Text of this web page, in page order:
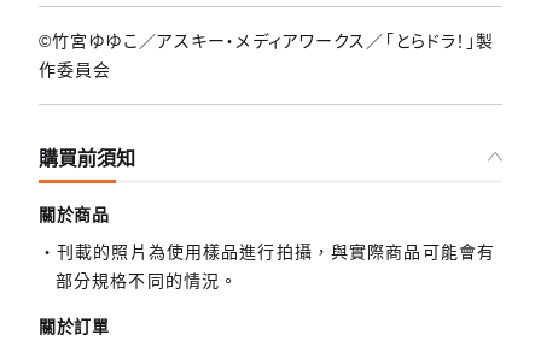
©竹宮ゆゆこ／アスキー・メディアワークス／「とらドラ！」製
作委員会
購買前須知
關於商品
刊載的照片為使用樣品進行拍攝，與實際商品可能會有
部分規格不同的情況。
關於訂單